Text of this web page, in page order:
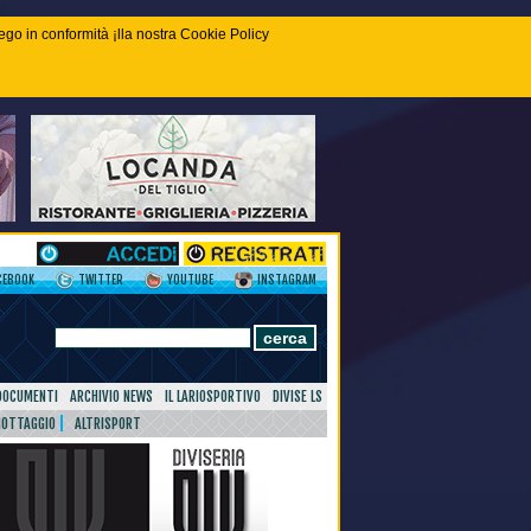
in conformità ¡lla nostra Cookie Policy
TWITTER YOUTUBE INSTAGRAM
ARCHIVIO NEWS IL LARIOSPORTIVO
DIVISE LS
ALTRISPORT